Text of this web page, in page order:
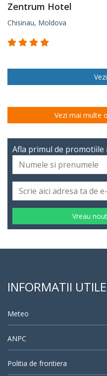
Zentrum Hotel
Chisinau, Moldova
Vezi mai multe
Afla primul de promotiile
Vreau
INFORMATII UTILE
Meteo
ANPC
Politia de frontiera